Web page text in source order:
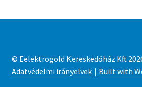
© Eelektrogold Kereskedőház Kft
Adatvédelmi irányelvek
Built with